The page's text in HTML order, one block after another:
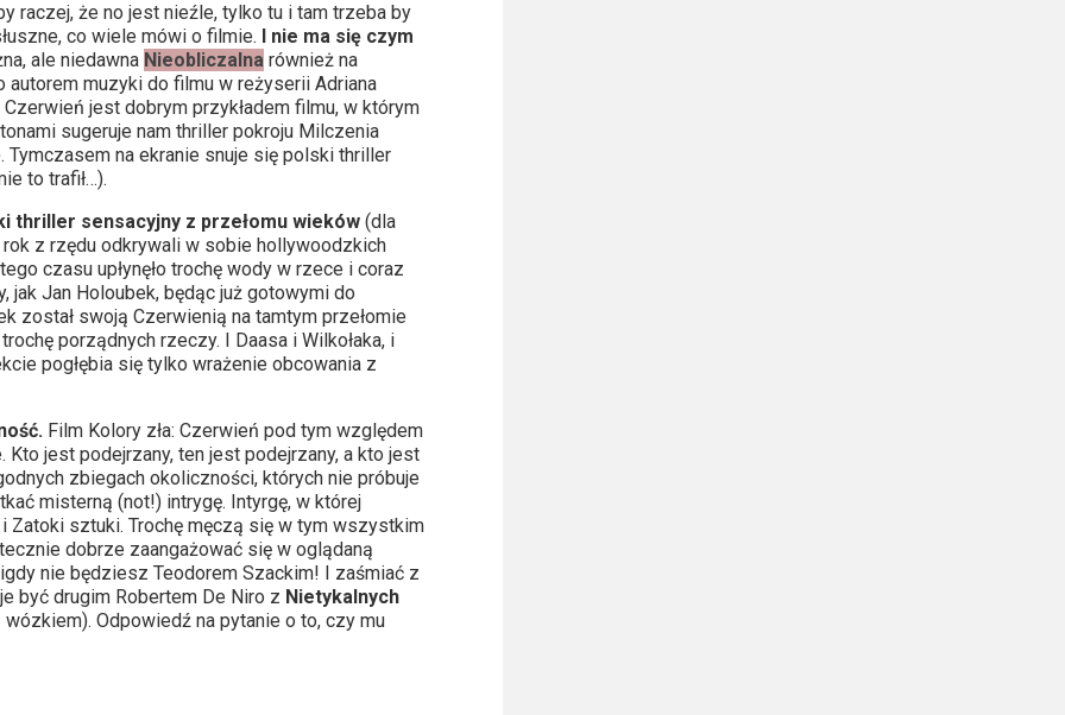
raczej, że no jest nieźle, tylko tu i tam trzeba by
co wiele mówi o filmie.
I nie ma się czym
ale niedawna Nieobliczalna również na
muzyki do filmu w reżyserii Adriana
jest dobrym przykładem filmu, w którym
sugeruje nam thriller pokroju Milczenia
na ekranie snuje się polski thriller
to trafił…).
thriller sensacyjny z przełomu wieków (dla
z rzędu odkrywali w sobie hollywoodzkich
czasu upłynęło trochę wody w rzece i coraz
Jan Holoubek, będąc już gotowymi do
został swoją Czerwienią na tamtym przełomie
porządnych rzeczy. I Daasa i Wilkołaka, i
pogłębia się tylko wrażenie obcowania z
Film Kolory zła: Czerwień pod tym względem
jest podejrzany, ten jest podejrzany, a kto jest
zbiegach okoliczności, których nie próbuje
misterną (not!) intrygę. Intyrgę, w której
sztuki. Trochę męczą się w tym wszystkim
dobrze zaangażować się w oglądaną
nie będziesz Teodorem Szackim! I zaśmiać z
być drugim Robertem De Niro z Nietykalnych
Odpowiedź na pytanie o to, czy mu